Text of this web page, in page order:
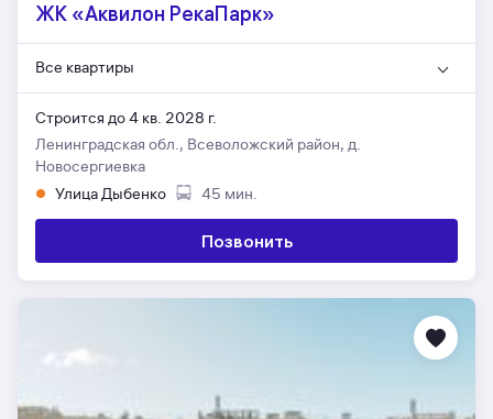
ЖК «Аквилон РекаПарк»
Все квартиры
Строится до 4 кв. 2028 г.
Ленинградская обл., Всеволожский район, д.
Новосергиевка
Улица Дыбенко
45 мин.
Позвонить